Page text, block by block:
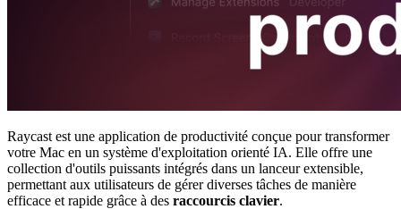
Raycast est une application de productivité conçue pour transformer
votre Mac en un système d'exploitation orienté IA. Elle offre une
collection d'outils puissants intégrés dans un lanceur extensible,
permettant aux utilisateurs de gérer diverses tâches de manière
efficace et rapide grâce à des raccourcis clavier.